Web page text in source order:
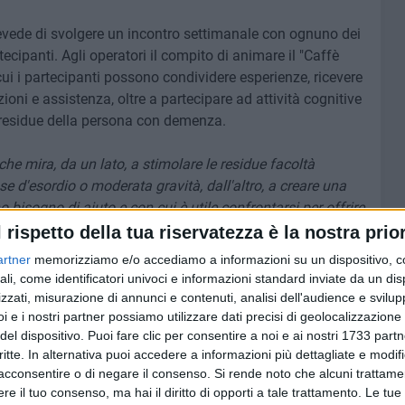
rispetto della tua riservatezza è la nostra
memorizziamo e/o accediamo a informazioni su un dispositivo,
come identificatori univoci e informazioni standard inviate da un
misurazione di annunci e contenuti, analisi dell'audience e
e i nostri partner possiamo utilizzare dati precisi di
dispositivo. Puoi fare clic per consentire a noi e ai nostri 1733
In alternativa puoi accedere a informazioni più dettagliate e
o di negare il consenso. Si rende noto che alcuni
il tuo consenso, ma hai il diritto di opporti a tale trattamento. Le
di svolgere un incontro settimanale con ognuno dei
Agli operatori il compito di animare il "Caffè
i partecipanti possono condividere esperienze, ricevere
e assistenza, oltre a partecipare ad attività cognitive
della persona con demenza.
che mira, da un lato, a stimolare le residue facoltà
d'esordio o moderata gravità, dall'altro, a creare una
bisogno di aiuto e con cui è utile confrontarsi per offrire
generare difficoltà e frustrazione. Demenza e Alzheimer
per questo alle persone dobbiamo dire che non sono
ancora più forte e articolato che abbraccia le tante
professionali».
nell'approccio multidisciplinare e nella presa in carico
che garantisce una gestione infermieristica di
impegnati nel curare ogni aspetto.